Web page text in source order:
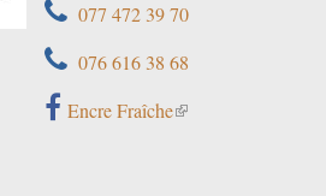
077 472 39 70
076 616 38 68
Encre Fraîche